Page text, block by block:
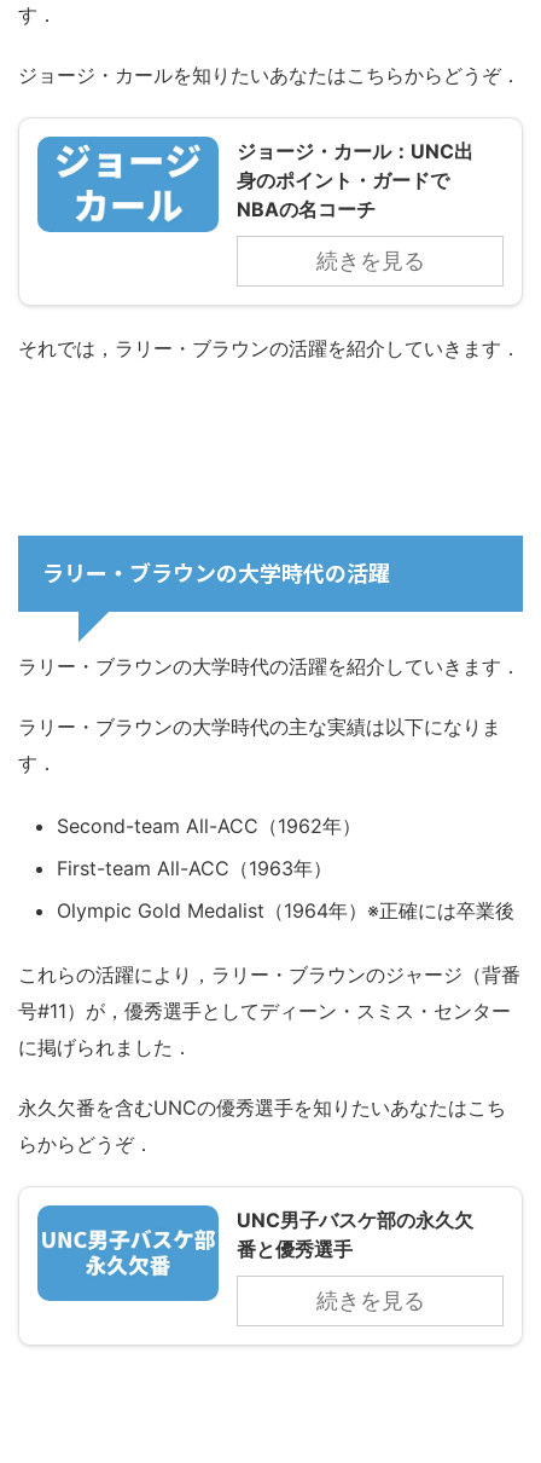
す．
ジョージ・カールを知りたいあなたはこちらからどうぞ．
ジョージ・カール：UNC出
身のポイント・ガードで
NBAの名コーチ
続きを見る
それでは，ラリー・ブラウンの活躍を紹介していきます．
ラリー・ブラウンの大学時代の活躍
ラリー・ブラウンの大学時代の活躍を紹介していきます．
ラリー・ブラウンの大学時代の主な実績は以下になりま
す．
Second-team All-ACC（1962年）
First-team All-ACC（1963年）
Olympic Gold Medalist（1964年）※正確には卒業後
これらの活躍により，ラリー・ブラウンのジャージ（背番
号#11）が，優秀選手としてディーン・スミス・センター
に掲げられました．
永久欠番を含むUNCの優秀選手を知りたいあなたはこち
らからどうぞ．
UNC男子バスケ部の永久欠
番と優秀選手
続きを見る